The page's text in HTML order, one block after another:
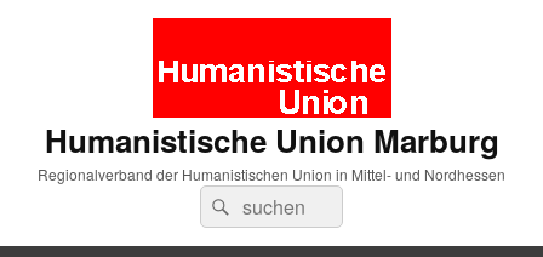
Humanistische Union Marburg
Regionalverband der Humanistischen Union in Mittel- und Nordhessen
Suche
nach:
Suchen